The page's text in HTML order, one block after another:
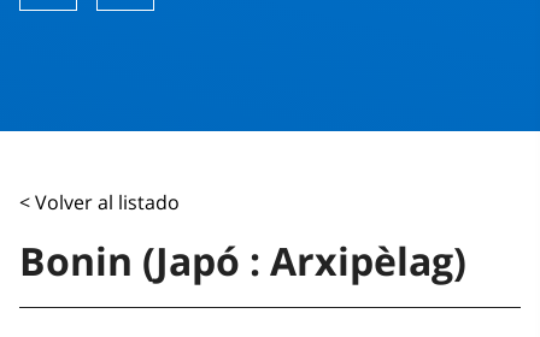
< Volver al listado
Bonin (Japó : Arxipèlag)